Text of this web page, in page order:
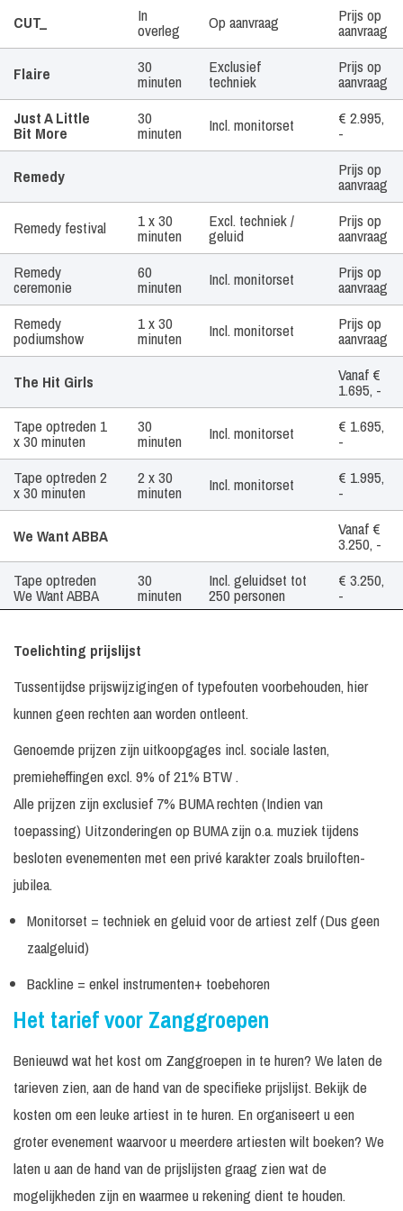
Boekingsvorm
Tijdsduur Prijs
CUT_ In
overleg Op aanvraag Prijs op
aanvraag
Flaire 30
minuten
Exclusief
techniek
Prijs op
aanvraag
Just A Little
Bit More
30
minuten Incl. monitorset € 2.995,
-
Remedy Prijs op
aanvraag
Remedy festival 1 x 30
minuten
Excl. techniek /
geluid
Prijs op
aanvraag
Remedy
ceremonie
60
minuten Incl. monitorset Prijs op
aanvraag
Remedy
podiumshow
1 x 30
minuten Incl. monitorset Prijs op
aanvraag
The Hit Girls Vanaf €
1.695, -
Tape optreden 1
x 30 minuten
30
minuten Incl. monitorset € 1.695,
-
Tape optreden 2
x 30 minuten
2 x 30
minuten Incl. monitorset € 1.995,
-
We Want ABBA Vanaf €
3.250, -
Tape optreden
We Want ABBA
30
minuten
Incl. geluidset tot
250 personen
€ 3.250,
-
We Want Disco minuten
Toelichting prijslijst
Tussentijdse prijswijzigingen of typefouten voorbehouden, hier
kunnen geen rechten aan worden ontleent.
Genoemde prijzen zijn uitkoopgages incl. sociale lasten,
premieheffingen excl. 9% of 21% BTW .
Alle prijzen zijn exclusief 7% BUMA rechten (Indien van
toepassing) Uitzonderingen op BUMA zijn o.a. muziek tijdens
besloten evenementen met een privé karakter zoals bruiloften-
jubilea.
Monitorset = techniek en geluid voor de artiest zelf (Dus geen
zaalgeluid)
Backline = enkel instrumenten+ toebehoren
Het tarief voor Zanggroepen
Benieuwd wat het kost om Zanggroepen in te huren? We laten de
tarieven zien, aan de hand van de specifieke prijslijst. Bekijk de
kosten om een leuke artiest in te huren. En organiseert u een
groter evenement waarvoor u meerdere artiesten wilt boeken? We
laten u aan de hand van de prijslijsten graag zien wat de
mogelijkheden zijn en waarmee u rekening dient te houden.